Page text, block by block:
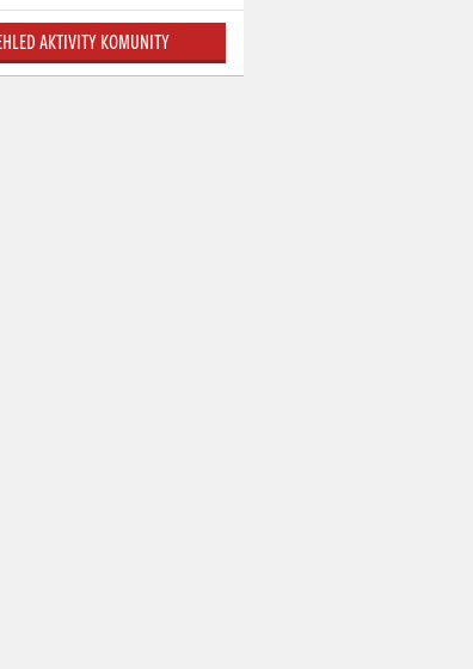
AKTIVITY KOMUNITY